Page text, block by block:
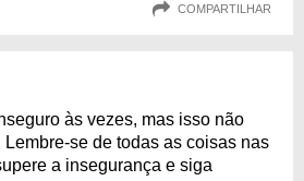
COMPARTILHAR
às vezes, mas isso não
se de todas as coisas nas
a insegurança e siga